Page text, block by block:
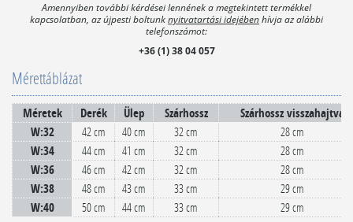
Amennyiben további kérdései lennének a megtekintett termékkel
kapcsolatban, az újpesti boltunknyitvatartási idejébenhívja az alábbi
telefonszámot:
+36 (1) 38 04 057
Mérettáblázat
Méretek Derék Ülep Szárhossz
Szárhossz visszahajtva
W:32
42 cm 40 cm 32 cm 28 cm
W:34 44 cm 41 cm 32 cm 28 cm
W:36 46 cm 42 cm 32 cm 28 cm
W:38 48 cm 43 cm 33 cm 29 cm
W:40 50 cm 44 cm 33 cm 29 cm